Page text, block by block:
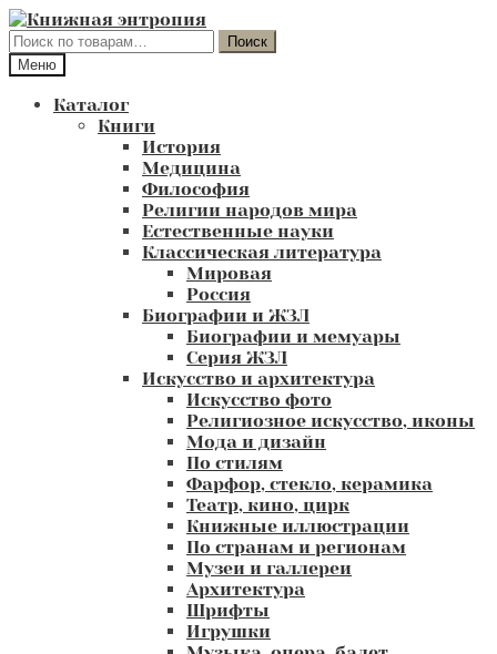
Перейти
к
навигации
Перейти
к
содержимому
Искать:
Поиск
Меню
Каталог
Книги
История
Медицина
Философия
Религии народов мира
Естественные науки
Классическая литература
Мировая
Россия
Биографии и ЖЗЛ
Биографии и мемуары
Серия ЖЗЛ
Искусство и архитектура
Искусство фото
Религиозное искусство, иконы
Мода и дизайн
По стилям
Фарфор, стекло, керамика
Театр, кино, цирк
Книжные иллюстрации
По странам и регионам
Музеи и галлереи
Архитектура
Шрифты
Игрушки